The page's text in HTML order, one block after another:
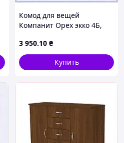
Комод для вещей
Компанит Орех экко 4Б,
3 950.10 ₴
Купить